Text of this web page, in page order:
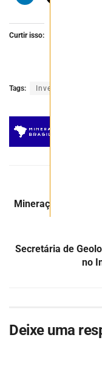
Curtir isso:
Tags: Invest Mining
Mineração em
Secretária de
no
Deixe uma